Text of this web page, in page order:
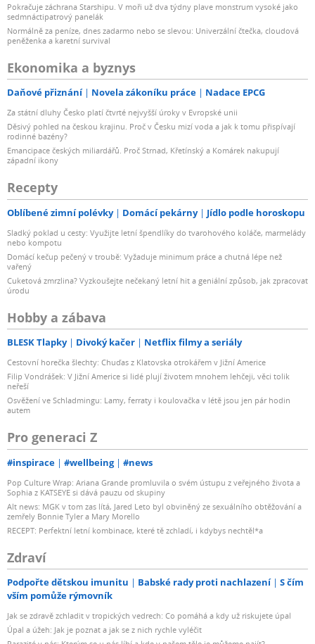
Pokračuje záchrana Starshipu. V moři už dva týdny plave monstrum vysoké jako
sedmnáctipatrový panelák
Normálně za peníze, dnes zadarmo nebo se slevou: Univerzální čtečka, cloudová
peněženka a karetní survival
Ekonomika a byznys
Daňové přiznání Novela zákoníku práce Nadace EPCG
Za státní dluhy Česko platí čtvrté nejvyšší úroky v Evropské unii
Děsivý pohled na českou krajinu. Proč v Česku mizí voda a jak k tomu přispívají
rodinné bazény?
Emancipace českých miliardářů. Proč Strnad, Křetínský a Komárek nakupují
západní ikony
Recepty
Oblíbené zimní polévky Domácí pekárny Jídlo podle horoskopu
Sladký poklad u cesty: Využijte letní špendlíky do tvarohového koláče, marmelády
nebo kompotu
Domácí kečup pečený v troubě: Vyžaduje minimum práce a chutná lépe než
vařený
Cuketová zmrzlina? Vyzkoušejte nečekaný letní hit a geniální způsob, jak zpracovat
úrodu
Hobby a zábava
BLESK Tlapky Divoký kačer Netflix filmy a seriály
Cestovní horečka šlechty: Chuďas z Klatovska otrokářem v Jižní Americe
Filip Vondrášek: V Jižní Americe si lidé plují životem mnohem lehčeji, věci tolik
neřeší
Osvěžení ve Schladmingu: Lamy, ferraty i koulovačka v létě jsou jen pár hodin
autem
Pro generaci Z
#inspirace #wellbeing #news
Pop Culture Wrap: Ariana Grande promluvila o svém ústupu z veřejného života a
Sophia z KATSEYE si dává pauzu od skupiny
Alt news: MGK v tom zas lítá, Jared Leto byl obviněný ze sexuálního obtěžování a
zemřely Bonnie Tyler a Mary Morello
RECEPT: Perfektní letní kombinace, které tě zchladí, i kdybys nechtěl*a
Zdraví
Podpořte dětskou imunitu Babské rady proti nachlazení
S čím
vším pomůže rýmovník
Jak se zdravě zchladit v tropických vedrech: Co pomáhá a kdy už riskujete úpal
Úpal a úžeh: Jak je poznat a jak se z nich rychle vyléčit